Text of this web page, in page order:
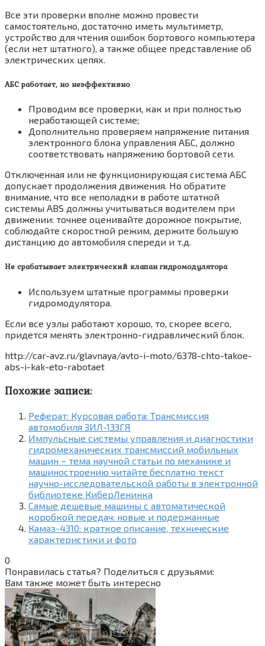
Все эти проверки вполне можно провести
самостоятельно, достаточно иметь мультиметр,
устройство для чтения ошибок бортового компьютера
(если нет штатного), а также общее представление об
электрических цепях.
АБС работает, но неэффективно
Проводим все проверки, как и при полностью
неработающей системе;
Дополнительно проверяем напряжение питания
электронного блока управления АБС, должно
соответствовать напряжению бортовой сети.
Отключенная или не функционирующая система АБС
допускает продолжения движения. Но обратите
внимание, что все неполадки в работе штатной
системы ABS должны учитываться водителем при
движении: точнее оценивайте дорожное покрытие,
соблюдайте скоростной режим, держите большую
дистанцию до автомобиля спереди и т.д.
Не срабатывает электрический клапан гидромодулятора
Используем штатные программы проверки
гидромодулятора.
Если все узлы работают хорошо, то, скорее всего,
придется менять электронно-гидравлический блок.
http://car-avz.ru/glavnaya/avto-i-moto/6378-chto-takoe-
abs-i-kak-eto-rabotaet
Похожие записи:
Реферат: Курсовая работа: Трансмиссия
автомобиля ЗИЛ-133ГЯ
Импульсные системы управления и диагностики
гидромеханических трансмиссий мобильных
машин – тема научной статьи по механике и
машиностроению читайте бесплатно текст
научно-исследовательской работы в электронной
библиотеке КиберЛенинка
Самые дешевые машины с автоматической
коробкой передач: новые и подержанные
Камаз-4310: краткое описание, технические
характеристики и фото
0
Понравилась статья? Поделиться с друзьями:
Вам также может быть интересно